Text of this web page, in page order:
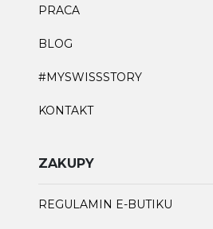
PRACA
BLOG
#MYSWISSSTORY
KONTAKT
ZAKUPY
REGULAMIN E-BUTIKU